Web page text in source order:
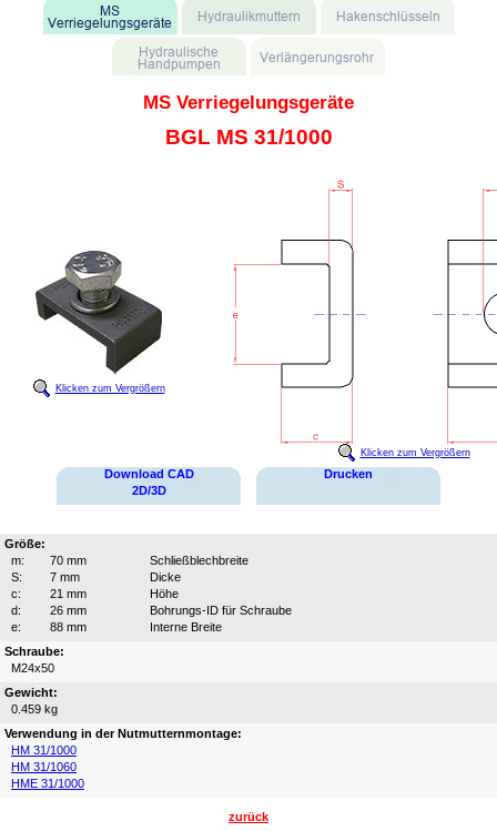
MS Verriegelungsgeräte
BGL MS 31/1000
Klicken zum Vergrößern
Klicken zum Vergrößern
Download CAD
2D/3D
Drucken
Größe:
m:
70 mm
Schließblechbreite
S:
7 mm
Dicke
c:
21 mm
Höhe
d:
26 mm
Bohrungs-ID für Schraube
e:
88 mm
Interne Breite
Schraube:
M24x50
Gewicht:
0.459 kg
Verwendung in der Nutmutternmontage:
HM 31/1000
HM 31/1060
HME 31/1000
zurück